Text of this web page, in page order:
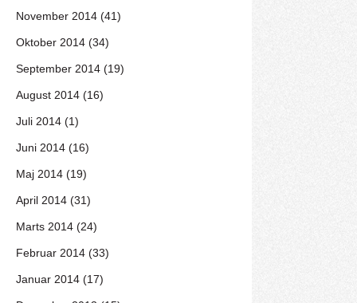
November 2014 (41)
Oktober 2014 (34)
September 2014 (19)
August 2014 (16)
Juli 2014 (1)
Juni 2014 (16)
Maj 2014 (19)
April 2014 (31)
Marts 2014 (24)
Februar 2014 (33)
Januar 2014 (17)